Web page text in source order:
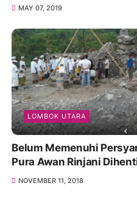
MAY 07, 2019
LOMBOK UTARA
Belum Memenuhi
Pura Awan Rinjani
NOVEMBER 11, 2018